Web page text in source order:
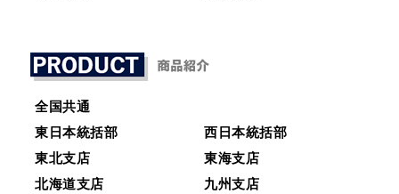
全国共通
東日本統括部
東北支店
北海道支店
西日本統括部
東海支店
九州支店